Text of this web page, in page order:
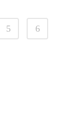
5 6